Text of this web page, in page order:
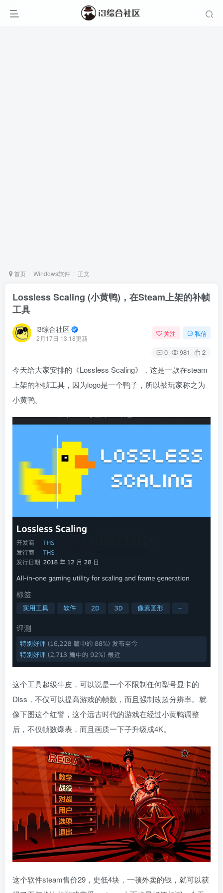
首页 Windows软件 正文
Lossless Scaling (小黄鸭)，在Steam上架的补帧
工具
i3综合社区
2月17日 13:18更新
关注 私信
0 981 2
今天给大家安排的《Lossless Scaling》，这是一款在steam
上架的补帧工具，因为logo是一个鸭子，所以被玩家称之为
小黄鸭。
这个工具超级牛皮，可以说是一个不限制任何型号显卡的
Dlss，不仅可以提高游戏的帧数，而且强制改超分辨率。就
像下图这个红警，这个远古时代的游戏在经过小黄鸭调整
后，不仅帧数爆表，而且画质一下子升级成4K。
这个软件steam售价29，史低4块，一顿外卖的钱，就可以获